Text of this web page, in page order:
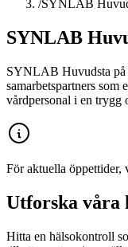
/SYNLAB
SYNLAB
SYNLAB Huvudsta på
samarbetspartners
vårdpersonal i en trygg
För aktuella öppettider,
Utforska våra
Hitta en hälsokontroll